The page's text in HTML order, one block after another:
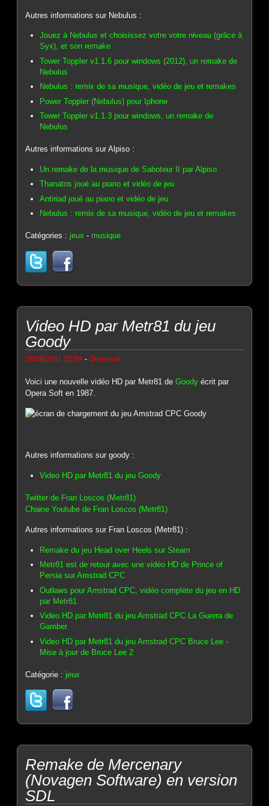
Autres informations sur Nebulus :
Jouez à Nebulus et choisissez votre votre niveau (grâce à
Syx), et son remake
Tower Toppler v1.1.6 pour windows (2012), un remake de
Nebulus
Nebulus : remix de sa musique, vidéo de jeu et remakes
Power Toppler (Nebulus) pour Iphone
Tower Toppler v1.1.3 pour windows, un remake de
Nebulus
Autres informations sur Alpiso :
Un remake de la musique de Saboteur II par Alpiso
Thanatos joué au piano et vidéo de jeu
Antiriad joué au piano et vidéo de jeu
Nebulus : remix de sa musique, vidéo de jeu et remakes
Catégories :jeux - musique
Video HD par Metr81 du jeu
Goody
28/09/2011 22:59 -Genesis8
Voici une nouvelle vidéo HD par Metr81 deGoody écrit par
Opera Soft en 1987.
Autres informations sur goody :
Video HD par Metr81 du jeu Goody
Twitter de Fran Loscos (Metr81)
Chaine Youtube de Fran Loscos (Metr81)
Autres informations sur Fran Loscos (Metr81) :
Remake du jeu Head over Heels sur Steam
Metr81 est de retour avec une vidéo HD de Prince of
Persia sur Amstrad CPC
Outlaws pour Amstrad CPC, vidéo complète du jeu en HD
par Metr81
Video HD par Metr81 du jeu Amstrad CPC La Guerra de
Gamber
Video HD par Metr81 du jeu Amstrad CPC Bruce Lee -
Mise à jour de Bruce Lee 2
Catégorie :jeux
Remake de Mercenary
(Novagen Software) en version
SDL